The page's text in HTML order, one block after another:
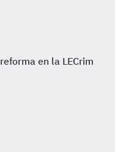
en la LECrim